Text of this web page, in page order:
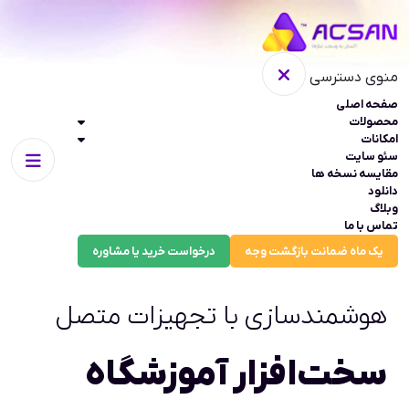
منوی دسترسی
صفحه اصلی
محصولات
امکانات
سئو سایت
مقایسه نسخه ها
دانلود
وبلاگ
تماس با ما
یک ماه ضمانت بازگشت وجه
درخواست خرید یا مشاوره
هوشمندسازی با تجهیزات متصل
سخت‌افزار آموزشگاه